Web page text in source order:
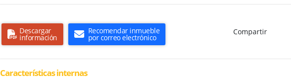
Descargar
información
Recomendar inmueble
por correo electrónico
Compartir
Características internas